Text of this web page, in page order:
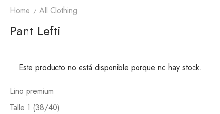
Home All Clothing
Pant Lefti
Este producto no está disponible porque no hay stock.
Lino premium
Talle 1 (38/40)